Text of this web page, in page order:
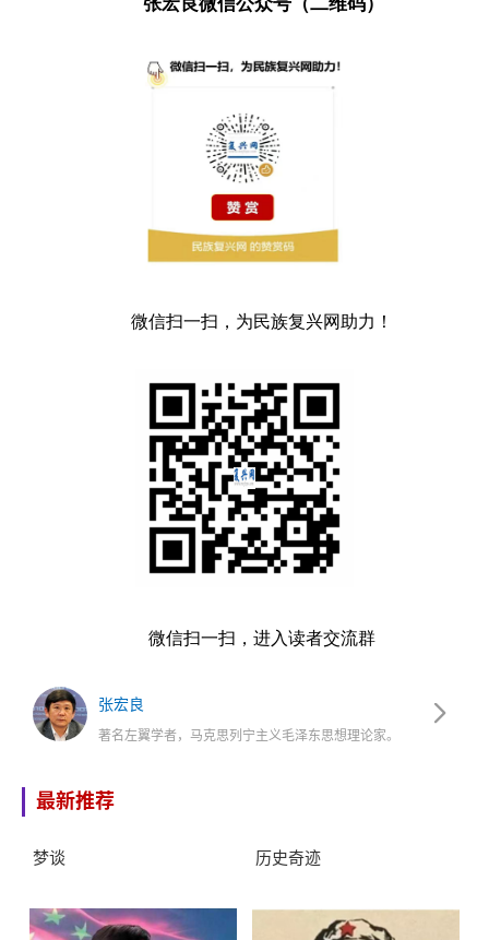
微信扫一扫，为民族复兴网助力！
微信扫一扫，进入读者交流群
张宏良
著名左翼学者，马克思列宁主义毛泽东思想理论家。
最新推荐
梦谈 历史奇迹